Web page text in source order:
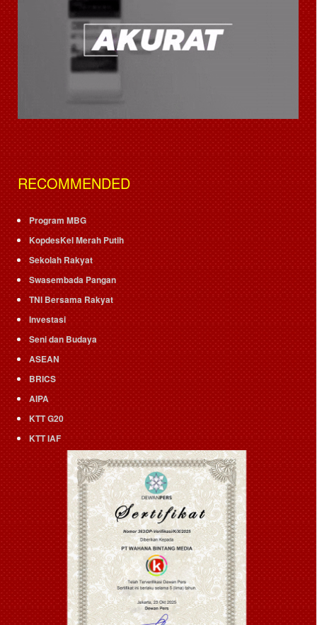
RECOMMENDED
Program MBG
KopdesKel Merah Putih
Sekolah Rakyat
Swasembada Pangan
TNI Bersama Rakyat
Investasi
Seni dan Budaya
ASEAN
BRICS
AIPA
KTT G20
KTT IAF